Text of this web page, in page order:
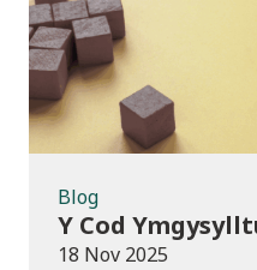
Blog
Y Cod
18 Nov 2025